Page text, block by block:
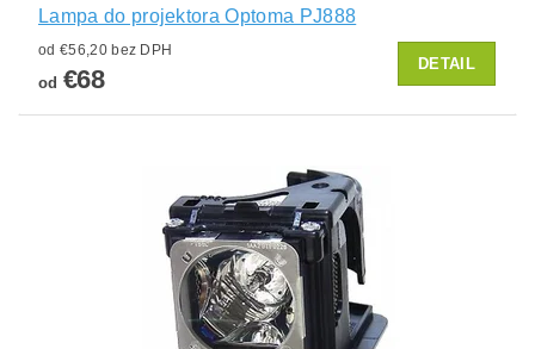
Lampa do projektora Optoma PJ888
od €56,20 bez DPH
od €68
DETAIL